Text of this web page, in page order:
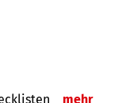
mehr